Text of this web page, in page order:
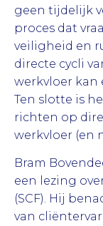
geen tijdelijk
proces dat
veiligheid en
directe cycli
werkvloer kan
Ten slotte is
richten op
werkvloer (en
Bram
een lezing
(SCF). Hij
van